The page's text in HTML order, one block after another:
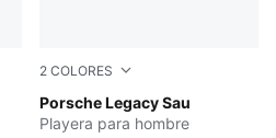
2 COLORES
Porsche Legacy Sau
Rosy Outlook
Playera para hombre